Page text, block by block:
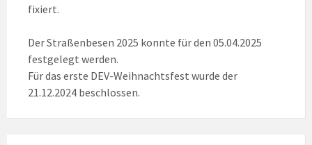
fixiert.
Der Straßenbesen 2025 konnte für den 05.04.2025
festgelegt werden.
Für das erste DEV-Weihnachtsfest wurde der
21.12.2024 beschlossen.